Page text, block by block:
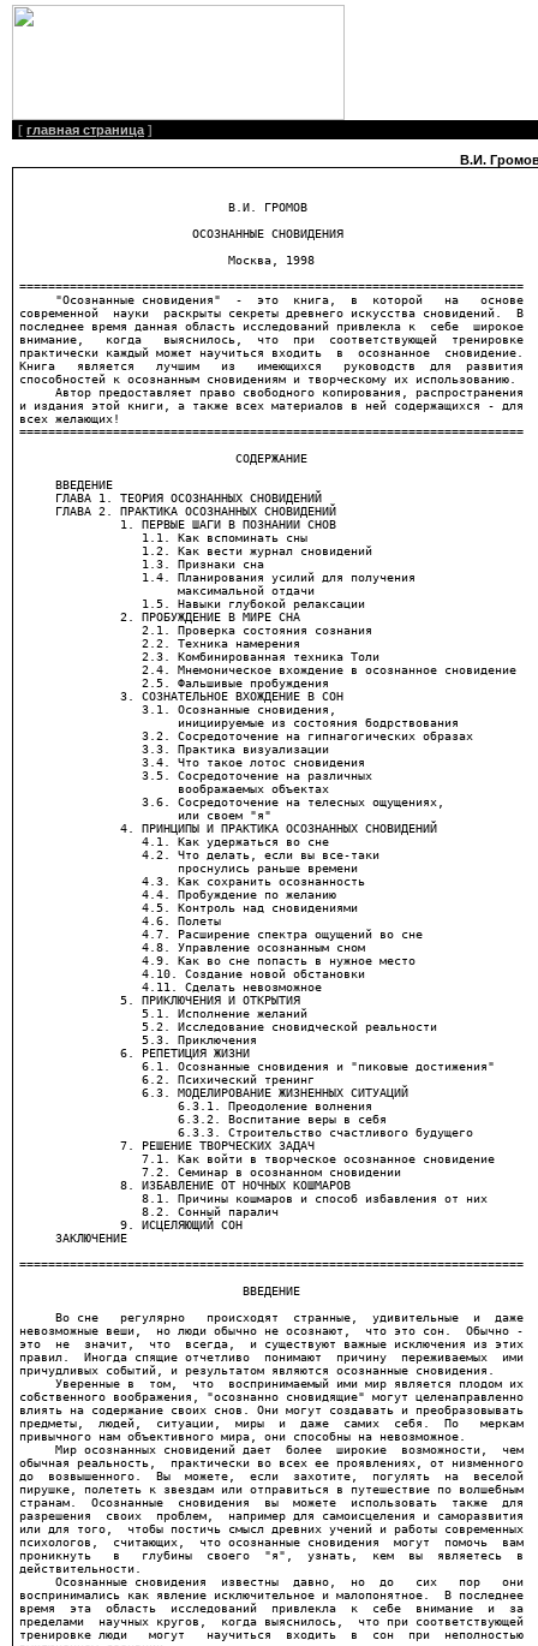
[ главная страница ]
В.И.